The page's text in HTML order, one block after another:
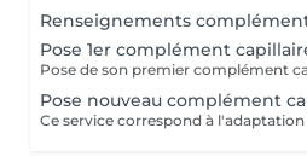
Renseignements
Pose 1er complément
Pose nouveau complément